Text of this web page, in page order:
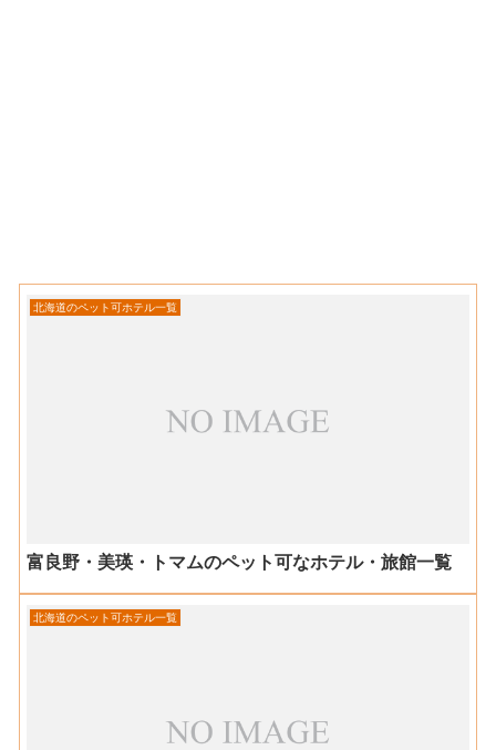
北海道のペット可ホテル一覧
富良野・美瑛・トマムのペット可なホテル・旅館一覧
北海道のペット可ホテル一覧